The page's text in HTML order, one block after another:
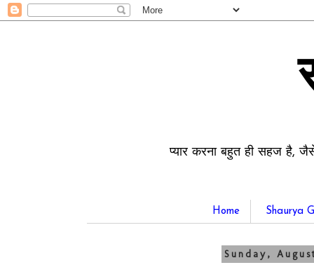
प्यार करना बहुत ही सहज है,
Home Shaurya
Sunday,